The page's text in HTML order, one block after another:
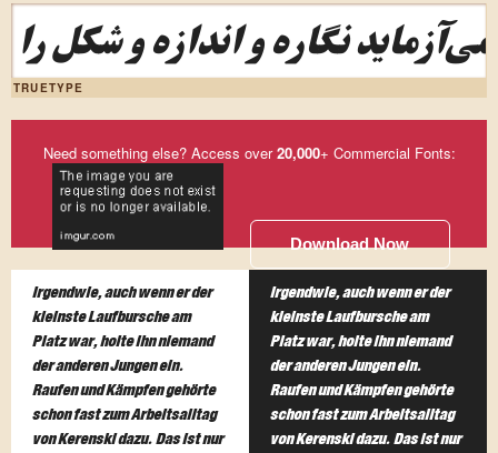
نگاره و اندازه و شکل را
TRUETYPE
Need something else? Access over20,000+ Commercial Fonts:
Download Now
Irgendwie, auch wenn er der
kleinste Laufbursche am
Platz war, holte ihn niemand
der anderen Jungen ein.
Raufen und Kämpfen gehörte
schon fast zum Arbeitsalltag
von Kerenski dazu. Das ist nur
Irgendwie, auch wenn er der
kleinste Laufbursche am
Platz war, holte ihn niemand
der anderen Jungen ein.
Raufen und Kämpfen gehörte
schon fast zum Arbeitsalltag
von Kerenski dazu. Das ist nur